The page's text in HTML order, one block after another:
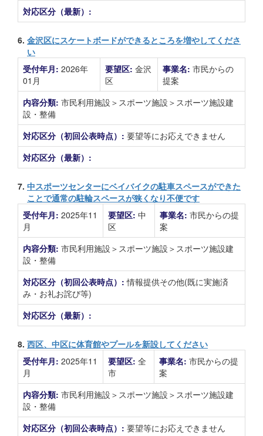
対応区分（最新）:
6. 金沢区にスケートボードができるところを増やしてくださ
い
受付年月: 2026年
01月
要望区: 金沢
区
事業名: 市民からの
提案
内容分類: 市民利用施設＞スポーツ施設＞スポーツ施設建
設・整備
対応区分（初回公表時点）: 要望等にお応えできません
対応区分（最新）:
7. 中スポーツセンターにベイバイクの駐車スペースができた
ことで通常の駐輪スペースが狭くなり不便です
受付年月: 2025年11
月
要望区: 中
区
事業名: 市民からの提
案
内容分類: 市民利用施設＞スポーツ施設＞スポーツ施設建
設・整備
対応区分（初回公表時点）:情報提供その他(既に実施済
み・お礼お詫び等)
対応区分（最新）:
8. 西区、中区に体育館やプールを新設してください
受付年月: 2025年11
月
要望区: 全
市
事業名: 市民からの提
案
内容分類: 市民利用施設＞スポーツ施設＞スポーツ施設建
設・整備
対応区分（初回公表時点）: 要望等にお応えできません